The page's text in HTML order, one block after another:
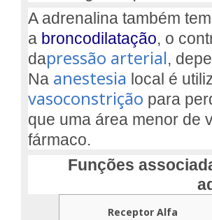
A adrenalina também
a broncodilatação, o
dapressão arterial,
Na anestesia local é
vasoconstrição para
que uma área menor de
fármaco.
Funções
Receptor Alfa